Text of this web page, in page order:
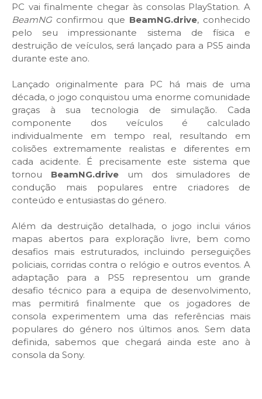
PC vai finalmente chegar às consolas PlayStation. A
BeamNG confirmou que BeamNG.drive, conhecido
pelo seu impressionante sistema de física e
destruição de veículos, será lançado para a PS5 ainda
durante este ano.
Lançado originalmente para PC há mais de uma
década, o jogo conquistou uma enorme comunidade
graças à sua tecnologia de simulação. Cada
componente dos veículos é calculado
individualmente em tempo real, resultando em
colisões extremamente realistas e diferentes em
cada acidente. É precisamente este sistema que
tornou BeamNG.drive um dos simuladores de
condução mais populares entre criadores de
conteúdo e entusiastas do género.
Além da destruição detalhada, o jogo inclui vários
mapas abertos para exploração livre, bem como
desafios mais estruturados, incluindo perseguições
policiais, corridas contra o relógio e outros eventos. A
adaptação para a PS5 representou um grande
desafio técnico para a equipa de desenvolvimento,
mas permitirá finalmente que os jogadores de
consola experimentem uma das referências mais
populares do género nos últimos anos. Sem data
definida, sabemos que chegará ainda este ano à
consola da Sony.